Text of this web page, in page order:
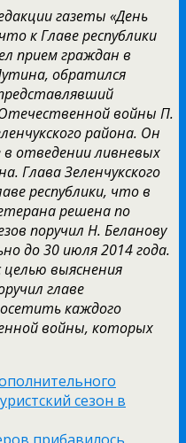
газеты «День
к Главе республики
прием граждан в
обратился
войны П.
района. Он
в отведении ливневых
Глава Зеленчукского
республики, что в
решена по
поручил Н. Беланову
до 30 июля 2014 года.
выяснения
главе
каждого
войны, которых
сезон в